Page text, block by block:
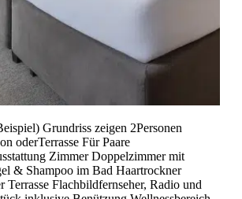
Grundriss zeigen 2Personen
oderTerrasse Für Paare
Zimmer Doppelzimmer mit
& Shampoo im Bad Haartrockner
Flachbildfernseher, Radio und